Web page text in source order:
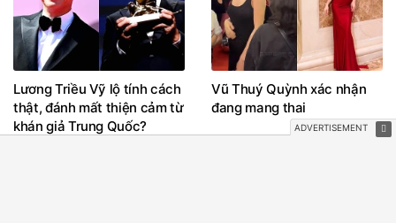
Lương Triều Vỹ lộ tính cách
thật, đánh mất thiện cảm từ
khán giả Trung Quốc?
Vũ Thuý Quỳnh xác nhận
đang mang thai